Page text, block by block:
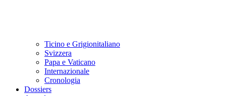
Ticino e Grigionitaliano
Svizzera
Papa e Vaticano
Internazionale
Cronologia
Dossiers